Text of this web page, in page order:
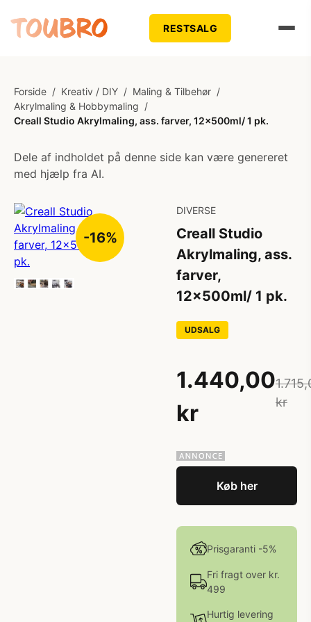
RESTSALG
Forside / Kreativ / DIY / Maling & Tilbehør /
Akrylmaling & Hobbymaling /
Creall Studio Akrylmaling, ass. farver, 12x500ml/ 1 pk.
Dele af indholdet på denne side kan være genereret
med hjælp fra AI.
-16%
DIVERSE
Creall Studio
Akrylmaling, ass.
farver,
12x500ml/ 1 pk.
UDSALG
1.440,00
kr
kr
Køb her
Prisgaranti -5%
Fri fragt over kr.
499
Hurtig levering